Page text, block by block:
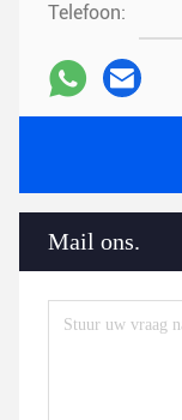
Telefoon:
Mail ons.